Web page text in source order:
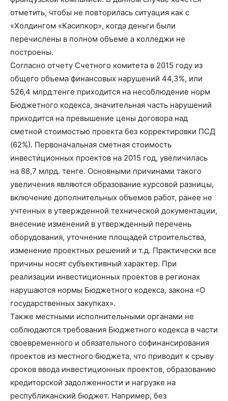
отметить, чтобы не повторилась ситуация как с
«Холдингом «Касипкор», когда деньги были
перечислены в полном объеме а колледжи не
построены.
Согласно отчету Счетного комитета в 2015 году из
общего объема финансовых нарушений 44,3%, или
526,4 млрд.тенге приходится на несоблюдение норм
Бюджетного кодекса, значительная часть нарушений
приходится на превышение цены договора над
сметной стоимостью проекта без корректировки ПСД
(62%). Первоначальная сметная стоимость
инвестиционных проектов на 2015 год, увеличилась
на 88,7 млрд. тенге. Основными причинами такого
увеличения являются образование курсовой разницы,
включение дополнительных объемов работ, ранее не
учтенных в утвержденной технической документации,
внесение изменений в утвержденный перечень
оборудования, уточнение площадей строительства,
изменение проектных решений и т.д. Практически все
причины носят субъективный характер. При
реализации инвестиционных проектов в регионах
нарушаются нормы Бюджетного кодекса, закона «О
государственных закупках».
Также местными исполнительными органами не
соблюдаются требования Бюджетного кодекса в части
своевременного и обязательного софинансирования
проектов из местного бюджета, что приводит к срыву
сроков ввода инвестиционных проектов, образованию
кредиторской задолженности и нагрузке на
республиканский бюджет. Например, без